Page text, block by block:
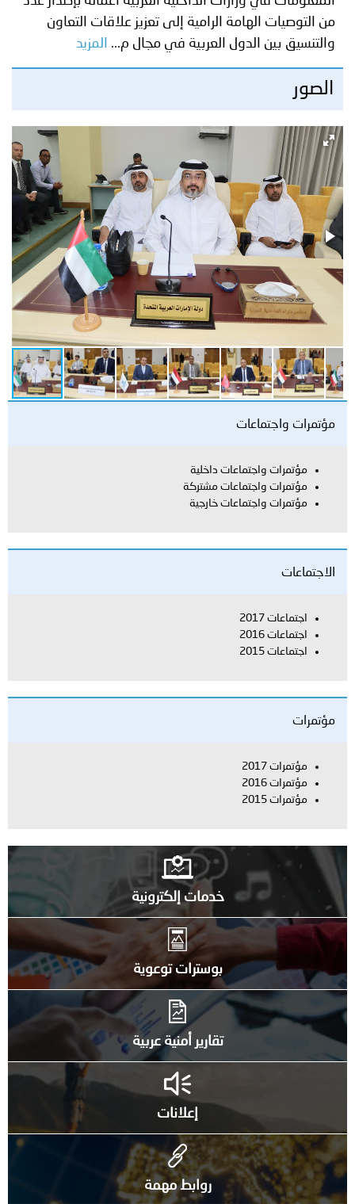
من التوصيات الهامة الرامية إلى تعزيز علاقات التعاون
والتنسيق بين الدول العربية في مجال م...
المزيد
الصور
مؤتمرات واجتماعات
مؤتمرات واجتماعات داخلية
مؤتمرات واجتماعات مشتركة
مؤتمرات واجتماعات خارجية
الاجتماعات
اجتماعات 2017
اجتماعات 2016
اجتماعات 2015
مؤتمرات
مؤتمرات 2017
مؤتمرات 2016
مؤتمرات 2015
خدمات إلكترونية
بوسترات توعوية
تقارير أمنية عربية
إعلانات
روابط مهمة